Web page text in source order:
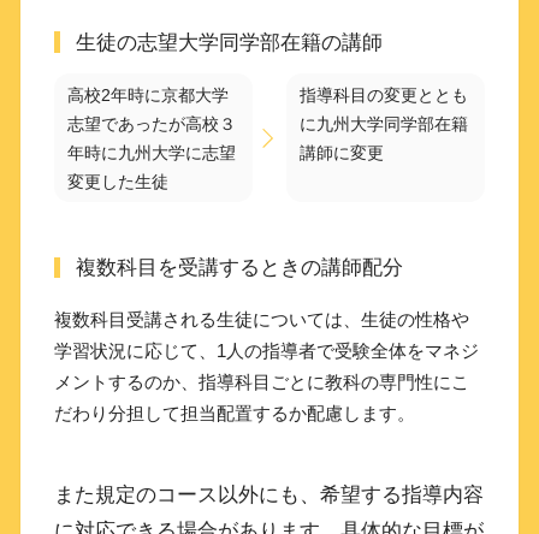
生徒の志望大学同学部在籍の講師
高校2年時に京都大学
志望であったが高校３
年時に九州大学に志望
変更した生徒
指導科目の変更ととも
に九州大学同学部在籍
講師に変更
複数科目を受講するときの講師配分
複数科目受講される生徒については、生徒の性格や
学習状況に応じて、1人の指導者で受験全体をマネジ
メントするのか、指導科目ごとに教科の専門性にこ
だわり分担して担当配置するか配慮します。
また規定のコース以外にも、希望する指導内容